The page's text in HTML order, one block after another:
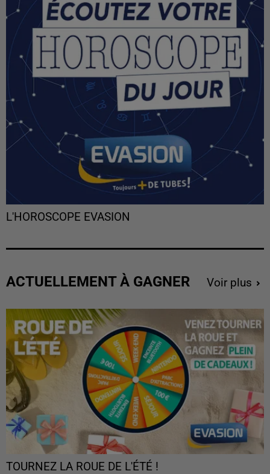
L'HOROSCOPE EVASION
ACTUELLEMENT À GAGNER Voir plus
TOURNEZ LA ROUE DE L'ÉTÉ !